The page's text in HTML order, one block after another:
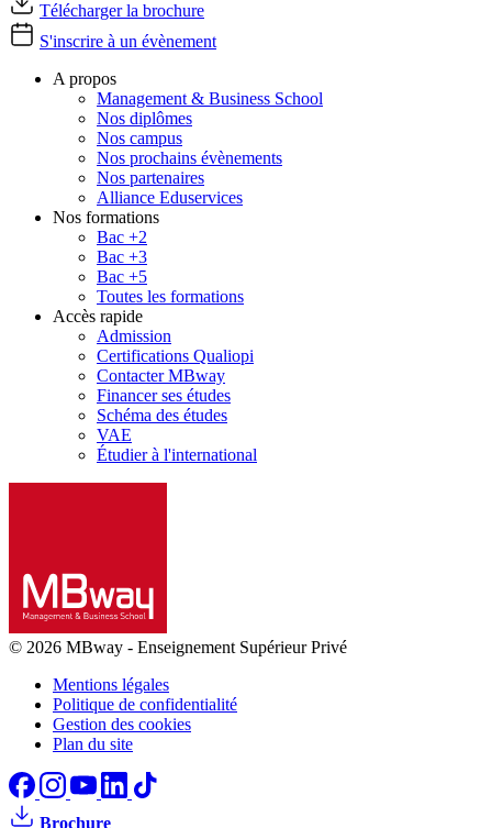
Télécharger la brochure
S'inscrire à un évènement
A propos
Management & Business School
Nos diplômes
Nos campus
Nos prochains évènements
Nos partenaires
Alliance Eduservices
Nos formations
Bac +2
Bac +3
Bac +5
Toutes les formations
Accès rapide
Admission
Certifications Qualiopi
Contacter MBway
Financer ses études
Schéma des études
VAE
Étudier à l'international
© 2026 MBway - Enseignement Supérieur Privé
Mentions légales
Politique de confidentialité
Gestion des cookies
Plan du site
Brochure